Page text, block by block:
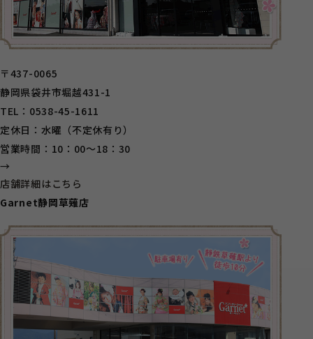
〒437-0065
静岡県袋井市堀越431-1
TEL：0538-45-1611
定休日：水曜（不定休有り）
営業時間：10：00～18：30
→
店舗詳細はこちら
Garnet静岡草薙店